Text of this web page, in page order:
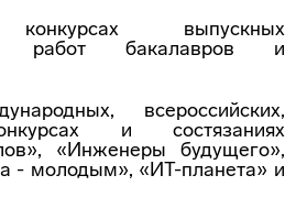
выпускных
работ бакалавров и
всероссийских,
и состязаниях
«Инженеры будущего»,
- молодым», «ИТ-планета» и